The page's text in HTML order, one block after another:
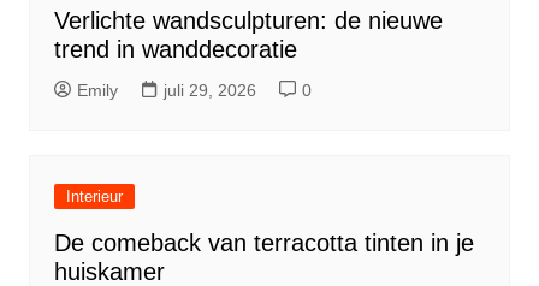
Verlichte wandsculpturen: de nieuwe
trend in wanddecoratie
Emily juli 29, 2026 0
Interieur
De comeback van terracotta tinten in je
huiskamer